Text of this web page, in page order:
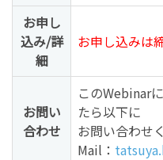
お申し
込み/詳
細
お申し込みは
お問い
合わせ
このWebinar
たら以下に
お問い合わせ
Mail：